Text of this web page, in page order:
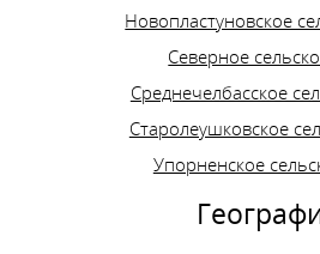
Новопластуновское
Северное
Среднечелбасское
Старолеушковское
Упорненское